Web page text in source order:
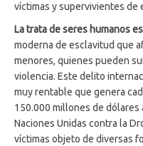
víctimas y supervivientes de
La trata de seres humanos
moderna de esclavitud que
menores, quienes pueden
violencia. Este delito
muy rentable que genera
150.000 millones de dólares
Naciones Unidas contra la
víctimas objeto de diversas